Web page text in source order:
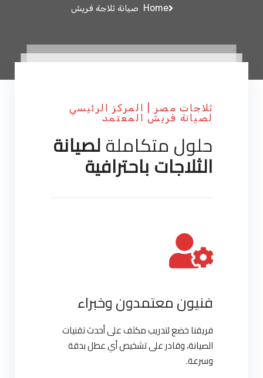
Home صيانة ثلاجة فريش
ثلاجات مصر | المركز الرئيسي
لصيانة فريش المعتمد
حلول متكاملةلصيانة
الثلاجات باحترافية
فنيون معتمدون وخبراء
فريقنا خضع لتدريب مكثف على أحدث تقنيات
الصيانة، وقادر على تشخيص أي عطل بدقة
وسرعة.